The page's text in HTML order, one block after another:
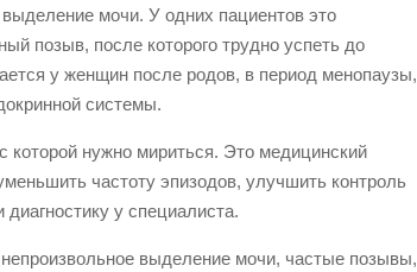
мочи. У одних пациентов это
позыв, после которого трудно успеть до
у женщин после родов, в период менопаузы,
системы.
которой нужно мириться. Это медицинский
частоту эпизодов, улучшить контроль
у специалиста.
выделение мочи, частые позывы,